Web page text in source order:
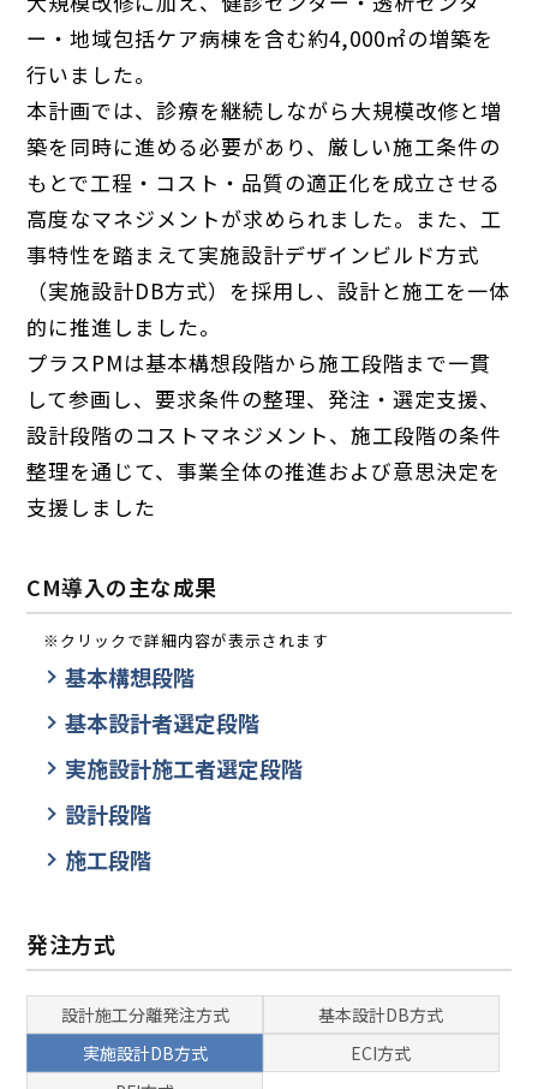
ー・地域包括ケア病棟を含む約4,000㎡の増築を
行いました。
本計画では、診療を継続しながら大規模改修と増
築を同時に進める必要があり、厳しい施工条件の
もとで工程・コスト・品質の適正化を成立させる
高度なマネジメントが求められました。また、工
事特性を踏まえて実施設計デザインビルド方式
（実施設計DB方式）を採用し、設計と施工を一体
的に推進しました。
プラスPMは基本構想段階から施工段階まで一貫
して参画し、要求条件の整理、発注・選定支援、
設計段階のコストマネジメント、施工段階の条件
整理を通じて、事業全体の推進および意思決定を
支援しました
CM導入の主な成果
※クリックで詳細内容が表示されます
基本構想段階
基本設計者選定段階
実施設計施工者選定段階
設計段階
施工段階
発注方式
設計施工分離発注方式
基本設計DB方式
実施設計DB方式
ECI方式